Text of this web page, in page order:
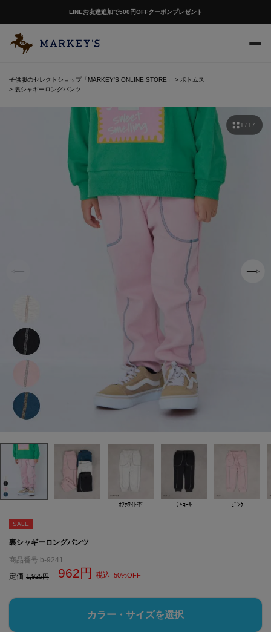
LINEお友達追加で500円OFFクーポンプレゼント
子供服のセレクトショップ「MARKEY'S ONLINE STORE」
ボトムス
裏シャギーロングパンツ
ｵﾌﾎﾜｲﾄ杢 ﾁｬｺｰﾙ ﾋﾟﾝｸ
1 / 17
SALE
裏シャギーロングパンツ
商品番号 b-9241
定価 1,925 962 税込 50%OFF
カラー・サイズを選択